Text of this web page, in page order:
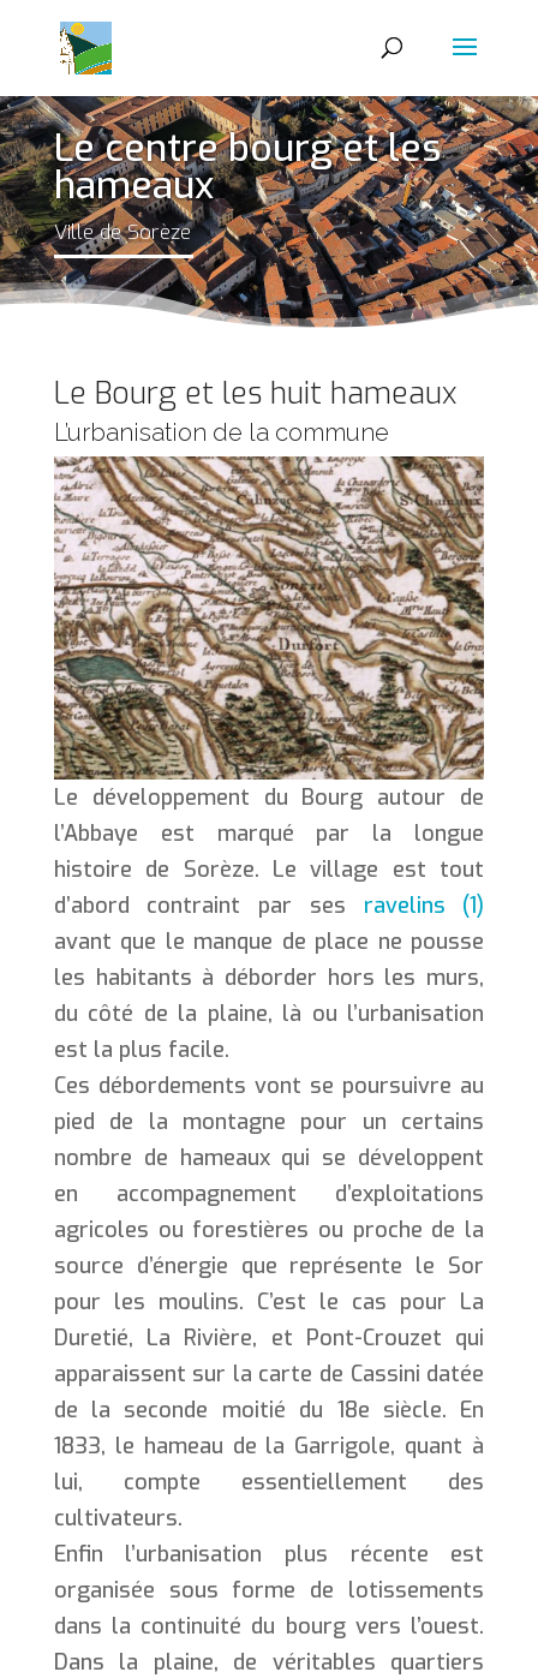
Le centre bourg et les
hameaux
Ville de Sorèze
Le Bourg et les huit hameaux
L’urbanisation de la commune
Le développement du Bourg autour de
l’Abbaye est marqué par la longue
histoire de Sorèze. Le village est tout
d’abord contraint par ses ravelins (1)
avant que le manque de place ne pousse
les habitants à déborder hors les murs,
du côté de la plaine, là ou l’urbanisation
est la plus facile.
Ces débordements vont se poursuivre au
pied de la montagne pour un certains
nombre de hameaux qui se développent
en accompagnement d’exploitations
agricoles ou forestières ou proche de la
source d’énergie que représente le Sor
pour les moulins. C’est le cas pour La
Duretié, La Rivière, et Pont-Crouzet qui
apparaissent sur la carte de Cassini datée
de la seconde moitié du 18e siècle. En
1833, le hameau de la Garrigole, quant à
lui, compte essentiellement des
cultivateurs.
Enfin l’urbanisation plus récente est
organisée sous forme de lotissements
dans la continuité du bourg vers l’ouest.
Dans la plaine, de véritables quartiers